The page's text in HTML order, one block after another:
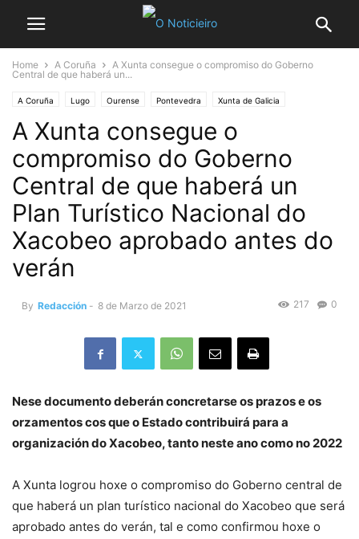
Home A Coruña
A Xunta consegue o compromiso do Goberno
Central de que haberá un...
A Coruña Lugo Ourense Pontevedra Xunta de Galicia
A Xunta consegue o
compromiso do Goberno
Central de que haberá un
Plan Turístico Nacional do
Xacobeo aprobado antes do
verán
By Redacción - 8 de Marzo de 2021 0
217
Nese documento deberán concretarse os prazos e os
orzamentos cos que o Estado contribuirá para a
organización do Xacobeo, tanto neste ano como no 2022
A Xunta logrou hoxe o compromiso do Goberno central de
que haberá un plan turístico nacional do Xacobeo que será
aprobado antes do verán, tal e como confirmou hoxe o